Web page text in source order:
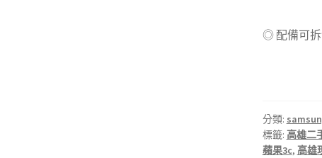
◎ 配備可拆
分類:
標籤: 高雄二
蘋果3c, 高雄